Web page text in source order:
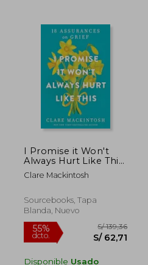
I Promise it Won't
Always Hurt Like This:
18 Assurances on
Grief (en Inglés)
Clare Mackintosh
Sourcebooks, Tapa
Blanda, Nuevo
Disponible Usado